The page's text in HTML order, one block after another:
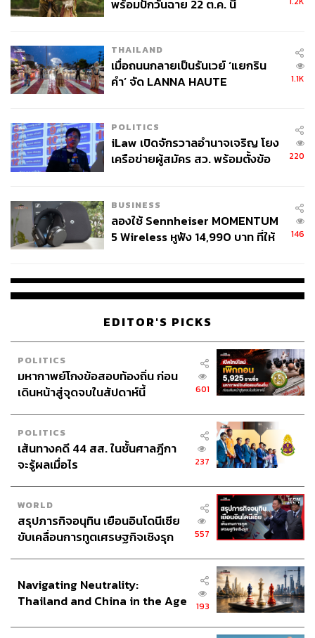
พร้อมปักวันฉาย 22 ต.ค. นี้
THAILAND
เมื่อถนนกลายเป็นรันเวย์ ‘แยกริน
คำ’ จัด LANNA HAUTE
1.1K
POLITICS
iLaw เปิดจักรวาลอำนาจเจริญ โยง
เครือข่ายผู้สมัคร สว. พร้อมตั้งข้อ
220
BUSINESS
ลองใช้ Sennheiser MOMENTUM
5 Wireless หูฟัง 14,990 บาท ที่ให้
146
EDITOR'S PICKS
POLITICS
มหากาพย์โกงข้อสอบท้องถิ่น ก่อน
เดินหน้าสู่จุดจบในสัปดาห์นี้
601
POLITICS
เส้นทางคดี 44 สส. ในชั้นศาลฎีกา
จะรู้ผลเมื่อไร
237
WORLD
สรุปภารกิจอนุทิน เยือนอินโดนีเซีย
ขับเคลื่อนการทูตเศรษฐกิจเชิงรุก
557
Navigating Neutrality:
Thailand and China in the Age
193